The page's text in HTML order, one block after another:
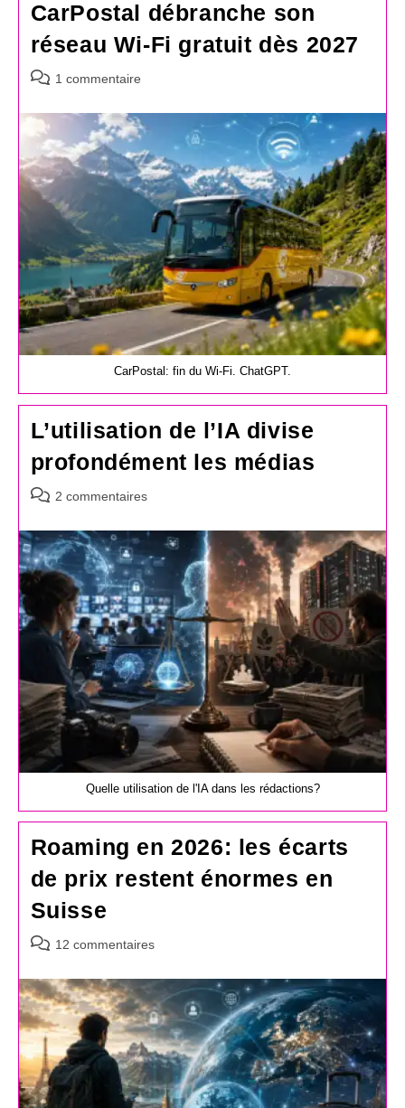
CarPostal débranche son
réseau Wi-Fi gratuit dès 2027
Commentaires
la
publication :
1 commentaire
CarPostal: fin du Wi-Fi. ChatGPT.
L’utilisation de l’IA divise
profondément les médias
Commentaires
la
publication :
2 commentaires
Quelle utilisation de l'IA dans les rédactions?
Roaming en 2026: les écarts
de prix restent énormes en
Suisse
Commentaires
la
publication :
12 commentaires